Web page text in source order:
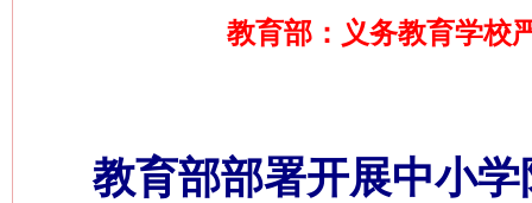
教育部：义务教育学校
教育部部署开展中小